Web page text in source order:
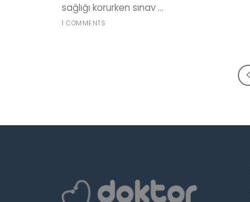
sağlığı korurken sınav ...
1 COMMENTS